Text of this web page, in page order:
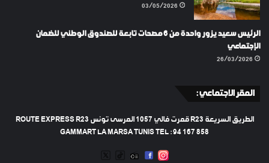
03/05/2026
الرئيس سعيد يزور واحدة من 6 مصحات تابعة للصندوق الوطني للضمان
الإجتماعي
26/03/2026
المقر الاجتماعي :
الطريق السريعة R23 قمرت فالي 1057 المرسى تونس ROUTE EXPRESS R23
GAMMART LA MARSA TUNIS TEL : 94 167 858
INSTAGRAM
FACEBOOK
RADIO
TIKTOK